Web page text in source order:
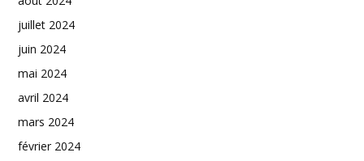
juillet 2024
juin 2024
mai 2024
avril 2024
mars 2024
février 2024